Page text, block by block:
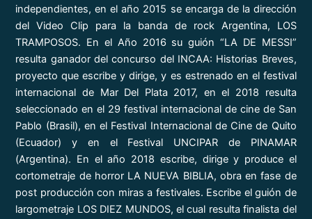
independientes, en el año 2015 se encarga de la dirección
del Video Clip para la banda de rock Argentina, LOS
TRAMPOSOS. En el Año 2016 su guión “LA DE MESSI”
resulta ganador del concurso del INCAA: Historias Breves,
proyecto que escribe y dirige, y es estrenado en el festival
internacional de Mar Del Plata 2017, en el 2018 resulta
seleccionado en el 29 festival internacional de cine de San
Pablo (Brasil), en el Festival Internacional de Cine de Quito
(Ecuador) y en el Festival UNCIPAR de PINAMAR
(Argentina). En el año 2018 escribe, dirige y produce el
cortometraje de horror LA NUEVA BIBLIA, obra en fase de
post producción con miras a festivales. Escribe el guión de
largometraje LOS DIEZ MUNDOS, el cual resulta finalista del